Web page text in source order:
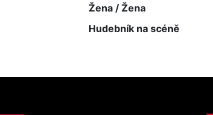
Žena / Žena
Hudebník na scéně